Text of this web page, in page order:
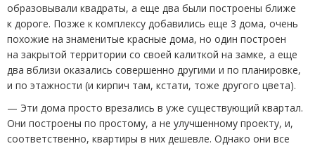
образовывали квадраты, а еще два были построены ближе
к дороге. Позже к комплексу добавились еще 3 дома, очень
похожие на знаменитые красные дома, но один построен
на закрытой территории со своей калиткой на замке, а еще
два вблизи оказались совершенно другими и по планировке,
и по этажности (и кирпич там, кстати, тоже другого цвета).
— Эти дома просто врезались в уже существующий квартал.
Они построены по простому, а не улучшенному проекту, и,
соответственно, квартиры в них дешевле. Однако они все